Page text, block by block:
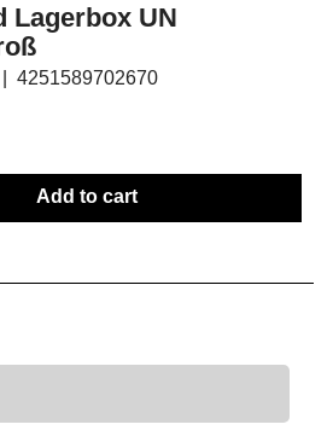
Lagerbox UN
4251589702670
Add to cart